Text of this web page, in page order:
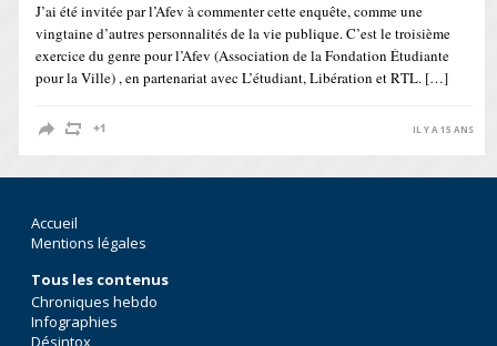
J’ai été invitée par l’Afev à commenter cette enquête, comme une
vingtaine d’autres personnalités de la vie publique. C’est le troisième
exercice du genre pour l’Afev (Association de la Fondation Étudiante
pour la Ville) , en partenariat avec L’étudiant, Libération et RTL. […]
IL Y A 15 ANS
Accueil
Mentions légales
Tous les contenus
Chroniques hebdo
Infographies
Désintox